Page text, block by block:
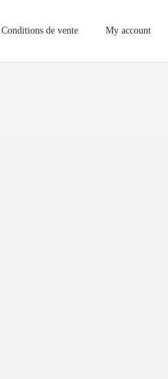
Conditions de vente My account